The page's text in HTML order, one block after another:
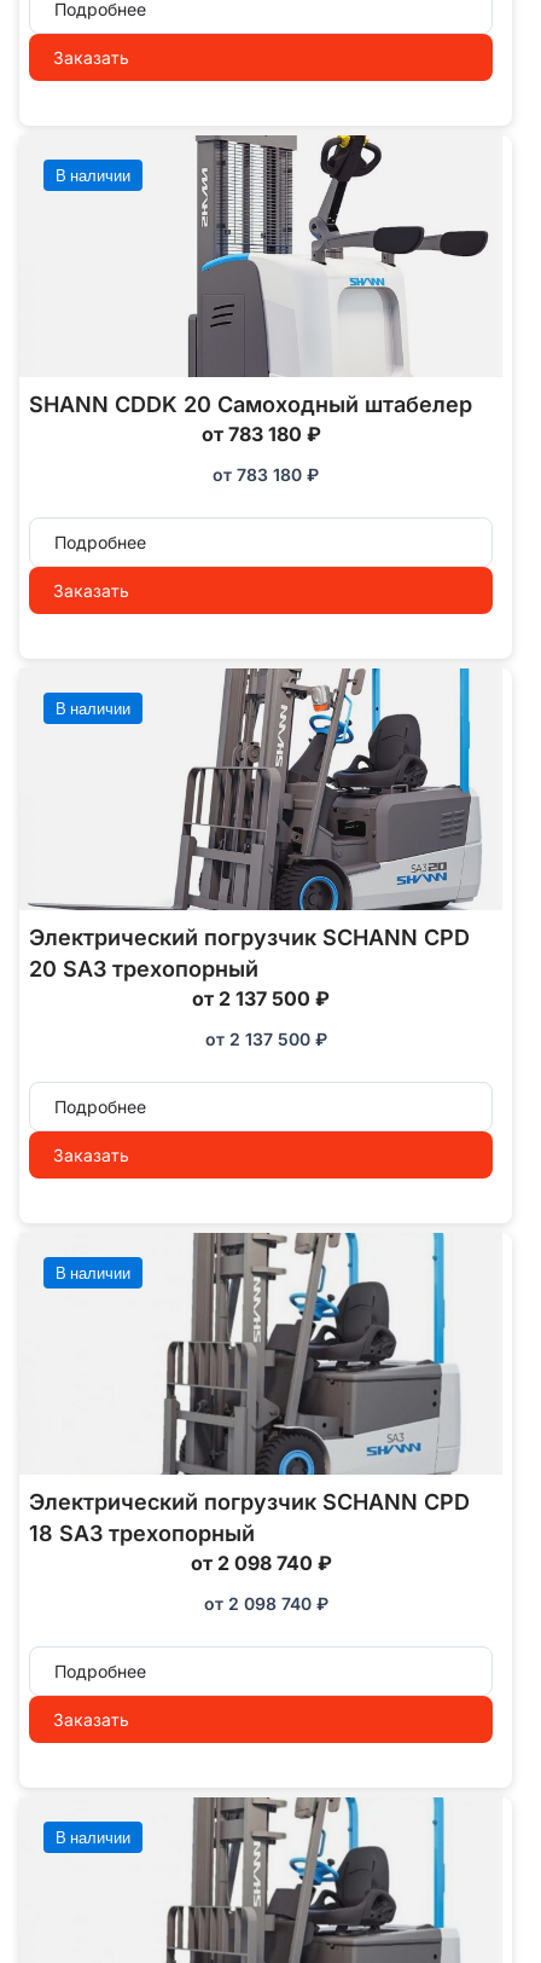
Подробнее
Заказать
В наличии
SHANN CDDK 20 Самоходный штабелер
от 783 180 ₽
от 783 180 ₽
Подробнее
Заказать
В наличии
Электрический погрузчик SCHANN CPD
20 SA3 трехопорный
от 2 137 500 ₽
от 2 137 500 ₽
Подробнее
Заказать
В наличии
Электрический погрузчик SCHANN CPD
18 SA3 трехопорный
от 2 098 740 ₽
от 2 098 740 ₽
Подробнее
Заказать
В наличии